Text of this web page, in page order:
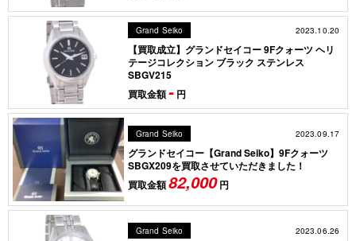
Grand Seiko 2023.10.20
【買取成立】グランドセイコー 9Fクォーツ ヘリ
テージコレクション ブラック ステンレス
SBGV215
買取金額- 円
Grand Seiko 2023.09.17
グランドセイコー【Grand Seiko】9Fクォーツ
SBGX209を買取させていただきました！
買取金額82,000円
Grand Seiko 2023.06.26